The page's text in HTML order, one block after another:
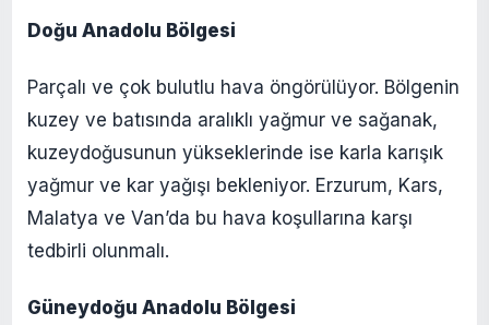
Doğu Anadolu Bölgesi
Parçalı ve çok bulutlu hava öngörülüyor. Bölgenin
kuzey ve batısında aralıklı yağmur ve sağanak,
kuzeydoğusunun yükseklerinde ise karla karışık
yağmur ve kar yağışı bekleniyor. Erzurum, Kars,
Malatya ve Van’da bu hava koşullarına karşı
tedbirli olunmalı.​
Güneydoğu Anadolu Bölgesi